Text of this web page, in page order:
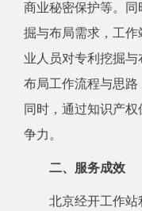
商业秘密保护等。同
掘与布局需求，工
业人员对专利挖掘
布局工作流程与思路
同时，通过知识产
争力 。
二、服务成效
北京经开工作站